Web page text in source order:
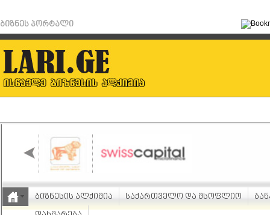
ბიზნეს პორტალი
ბიზნესის ალქიმია საქართველო და მსოფლიო